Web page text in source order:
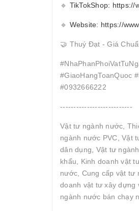
🔹 TikTokShop: https://
🔹 Website: https://
🤝 Thuý Đạt - Giá
#GiaoHangToanQuoc
#0932666222
---------------------------
Vật tư ngành nước,
ngành nước PVC, Vật
dân dụng, Vật tư
khẩu, Kinh doanh vật
nước, Cung cấp vật tư
doanh vật tư xây dựng
ngành nước bán chạy